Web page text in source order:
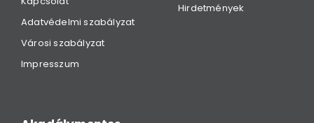
Adatvédelmi szabályzat
Városi szabályzat
Impresszum
Hirdetmények